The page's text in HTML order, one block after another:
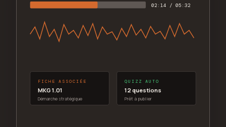
02:14 / 05:32
FICHE ASSOCIÉE
MKG 1.01
Démarche stratégique
QUIZZ AUTO
12 questions
Prêt à publier